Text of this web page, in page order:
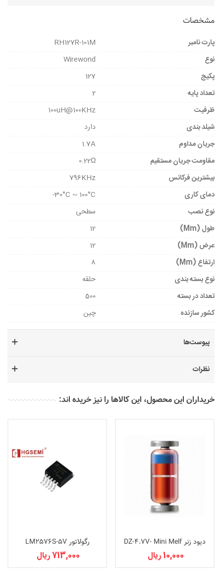
مشخصات
پارت نامبر
RH127R-101M
نوع
Wirewond
پکیج
127
تعداد پایه
2
ظرفیت
100uH@100KHz
شیلد بندی
دارد
جریان مداوم
1.7A
مقاومت جریان مستقیم
0.22Ω
بیشترین فرکانس
796KHz
دمای کاری
30°C ~ 100°C-
نوع نصب
سطحی
طول (mm)
12
عرض (mm)
12
ارتفاع (mm)
8
نوع بسته بندی
حلقه
تعداد در بسته
500
کشور سازنده
چین
پیوست‌ها
نظرات
خریداران این محصول، این کالاها را نیز خریده اند:
دیود زنر DZ-4.7V- Mini Melf
10,000 ریال
رگولاتور LM2576S-5V
713,000 ریال